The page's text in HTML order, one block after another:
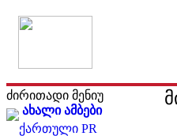
ძირითადი მენიუ
ახალი ამბები
ქართული PR